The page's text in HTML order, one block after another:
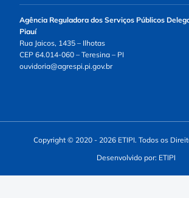
Agência Reguladora dos Serviços Públicos
Piauí
Rua Jaicos, 1435 – Ilhotas
CEP 64.014-060 – Teresina – PI
ouvidoria@agrespi.pi.gov.br
Copyright © 2020 - 2026 ETIPI. Todos os
Desenvolvido por: ETIPI